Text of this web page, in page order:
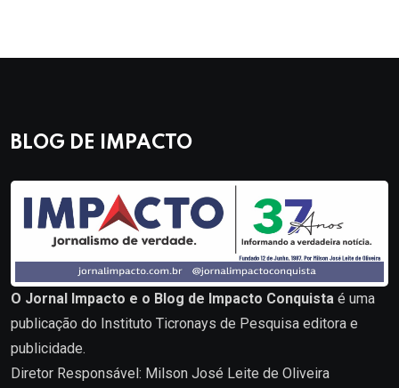
BLOG DE IMPACTO
O Jornal Impacto e o Blog de Impacto Conquista é uma
publicação do Instituto Ticronays de Pesquisa editora e
publicidade.
Diretor Responsável: Milson José Leite de Oliveira